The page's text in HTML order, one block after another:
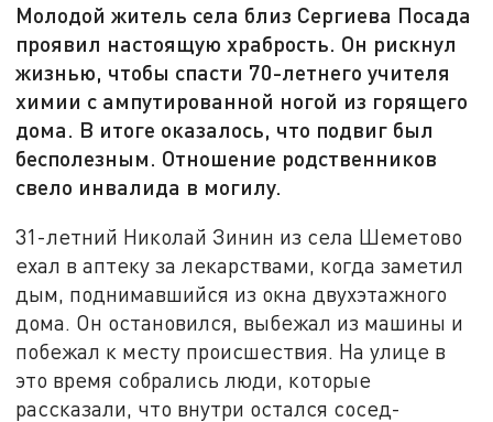
Молодой житель села близ Сергиева Посада
проявил настоящую храбрость. Он рискнул
жизнью, чтобы спасти 70-летнего учителя
химии с ампутированной ногой из горящего
дома. В итоге оказалось, что подвиг был
бесполезным. Отношение родственников
свело инвалида в могилу.
31-летний Николай Зинин из села Шеметово
ехал в аптеку за лекарствами, когда заметил
дым, поднимавшийся из окна двухэтажного
дома. Он остановился, выбежал из машины и
побежал к месту происшествия. На улице в
это время собрались люди, которые
рассказали, что внутри остался сосед-